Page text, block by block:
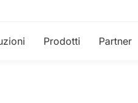
Prodotti Partner